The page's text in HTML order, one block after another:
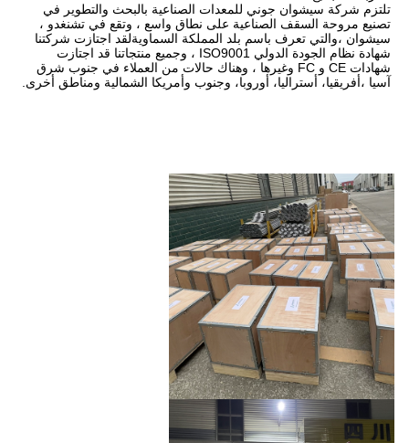
تلتزم شركة سيشوان جوني للمعدات الصناعية بالبحث والتطوير في
تصنيع مروحة السقف الصناعية على نطاق واسع ، وتقع في تشنغدو ،
سيشوان ،والتي تعرف باسم بلد المملكة السماويةلقد اجتازت شركتنا
شهادة نظام الجودة الدولي ISO9001 ، وجميع منتجاتنا قد اجتازت
شهادات CE و FC وغيرها ، وهناك حالات من العملاء في جنوب شرق
أوروبا، وجنوب وأمريكا الشمالية ومناطق أخرى.